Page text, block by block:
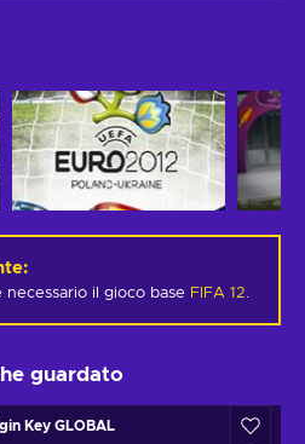
:
il gioco base FIFA 12
guardato
Key GLOBAL